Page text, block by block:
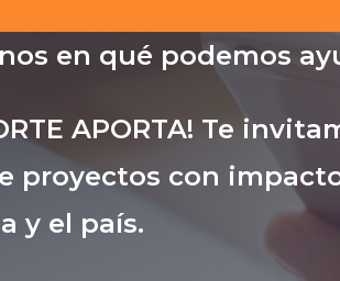
en qué podemos
APORTA! Te
proyectos con
y el país.